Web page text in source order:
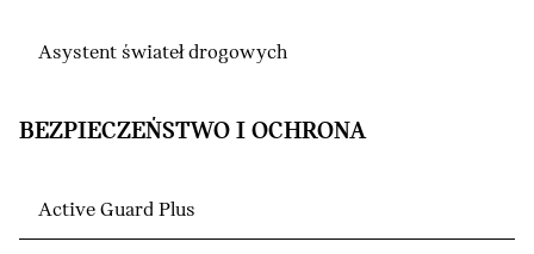
Asystent świateł drogowych
BEZPIECZEŃSTWO I OCHRONA
Active Guard Plus